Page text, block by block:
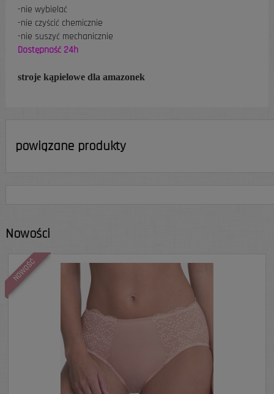
-nie wybielać
-nie czyścić chemicznie
-nie suszyć mechanicznie
Dostępność 24h
stroje kąpielowe dla amazonek
powiązane produkty
Nowości
NOWOŚĆ